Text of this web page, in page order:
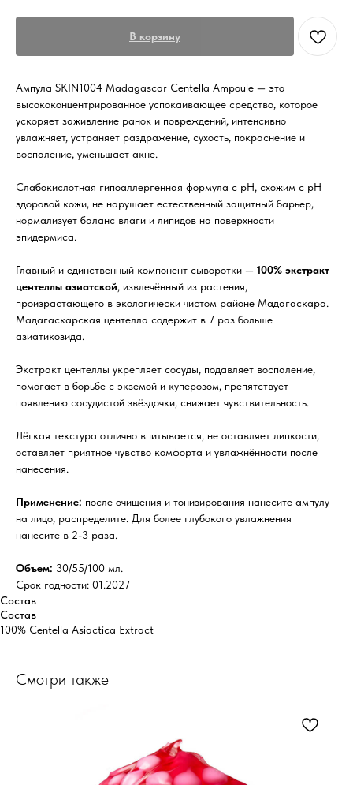
В корзину
Ампула SKIN1004 Madagascar Centella Ampoule — это
высококонцентрированное успокаивающее средство, которое
ускоряет заживление ранок и повреждений, интенсивно
увлажняет, устраняет раздражение, сухость, покраснение и
воспаление, уменьшает акне.
Слабокислотная гипоаллергенная формула с pH, схожим с pH
здоровой кожи, не нарушает естественный защитный барьер,
нормализует баланс влаги и липидов на поверхности
эпидермиса.
Главный и единственный компонент сыворотки — 100% экстракт
центеллы азиатской, извлечённый из растения,
произрастающего в экологически чистом районе Мадагаскара.
Мадагаскарская центелла содержит в 7 раз больше
азиатикозида.
Экстракт центеллы укрепляет сосуды, подавляет воспаление,
помогает в борьбе с экземой и куперозом, препятствует
появлению сосудистой звёздочки, снижает чувствительность.
Лёгкая текстура отлично впитывается, не оставляет липкости,
оставляет приятное чувство комфорта и увлажнённости после
нанесения.
Применение: после очищения и тонизирования нанесите ампулу
на лицо, распределите. Для более глубокого увлажнения
нанесите в 2-3 раза.
Объем: 30/55/100 мл.
Срок годности: 01.2027
Состав
Состав
100% Centella Asiactica Extract
Смотри также